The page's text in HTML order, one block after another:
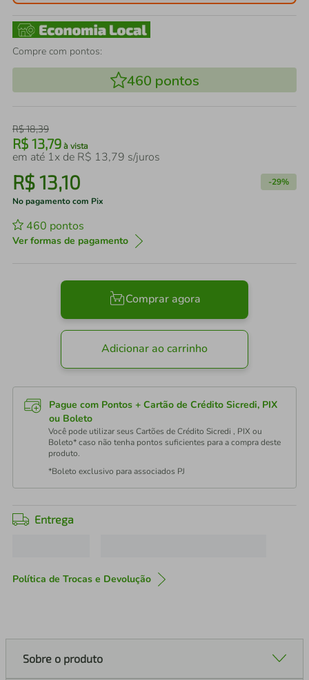
Compre com pontos:
460 pontos
R$18,39
R$ 13,79 à vista
em até 1x de R$ 13,79 s/juros
R$13,10 -29%
No pagamento com Pix
460 pontos
Ver formas de pagamento
Comprar agora
Adicionar ao carrinho
Pague com Pontos + Cartão de Crédito Sicredi, PIX
ou Boleto
Você pode utilizar seus Cartões de Crédito Sicredi , PIX ou
Boleto* caso não tenha pontos suficientes para a compra deste
produto.
*Boleto exclusivo para associados PJ
Entrega
Política de Trocas e Devolução
Sobre o produto